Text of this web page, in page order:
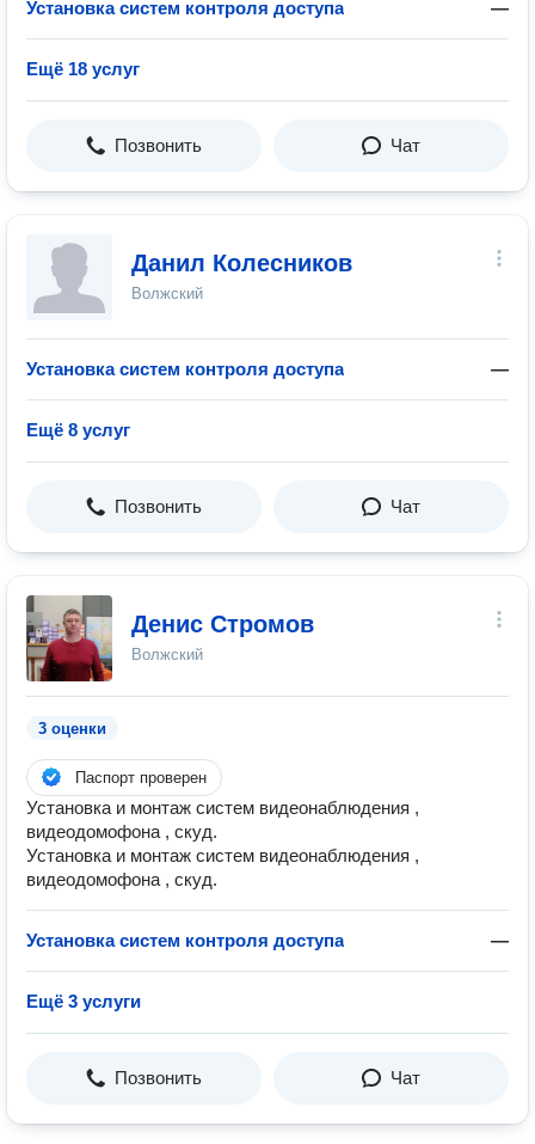
Установка систем контроля доступа —
Ещё 18 услуг
Позвонить Чат
Данил Колесников
Волжский
Установка систем контроля доступа —
Ещё 8 услуг
Позвонить Чат
Денис Стромов
Волжский
3 оценки
Паспорт проверен
Установка и монтаж систем видеонаблюдения ,
видеодомофона , скуд.
Установка и монтаж систем видеонаблюдения ,
видеодомофона , скуд.
Установка систем контроля доступа —
Ещё 3 услуги
Позвонить Чат